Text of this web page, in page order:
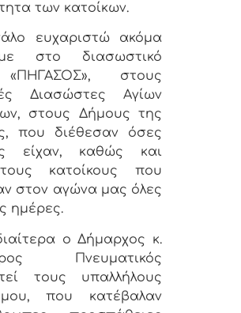
των κατοίκων.
ευχαριστώ ακόμα
στο διασωστικό
στους
Διασώστες Αγίων
στους Δήμους της
που διέθεσαν όσες
είχαν, καθώς και
κατοίκους που
στον αγώνα μας όλες
ημέρες.
ο Δήμαρχος κ.
Πνευματικός
τους υπαλλήλους
που κατέβαλαν